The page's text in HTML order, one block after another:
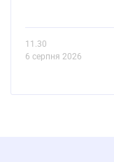
11.30
6 серпня 2026